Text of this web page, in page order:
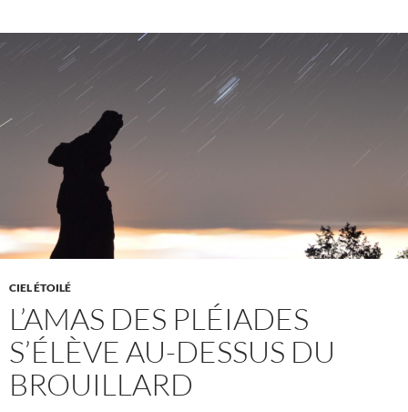
CIEL ÉTOILÉ
L’AMAS DES PLÉIADES
S’ÉLÈVE AU-DESSUS DU
BROUILLARD